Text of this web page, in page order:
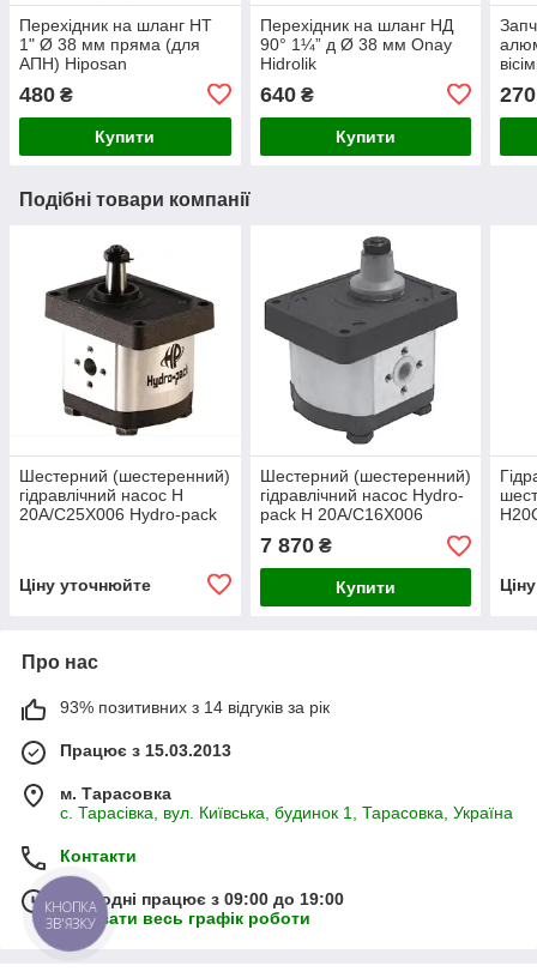
Перехідник на шланг НТ
1" Ø 38 мм пряма (для
АПН) Hiposan
480 ₴
Купити
Перехідник на шланг НД
90° 1¼” д Ø 38 мм Onay
Hidrolik
640₴
Купити
270
Подібні товари компанії
Шестерний (шестеренний)
гідравлічний насос H
20A/C25X006 Hydro-pack
Ціну уточнюйте
Шестерний (шестеренний)
гідравлічний насос Hydro-
pack H 20A/C16X006
(серія 20)
7 870₴
Купити
Про нас
93% позитивних з 14 відгуків за рік
Працює з 15.03.2013
м. Тарасовка
с. Тарасівка, вул. Київська, будинок 1, Тарасовка, Україна
Контакти
Сьогодні працює з 09:00 до 19:00
Показати весь графік роботи
КНОПКА
ЗВ'ЯЗКУ